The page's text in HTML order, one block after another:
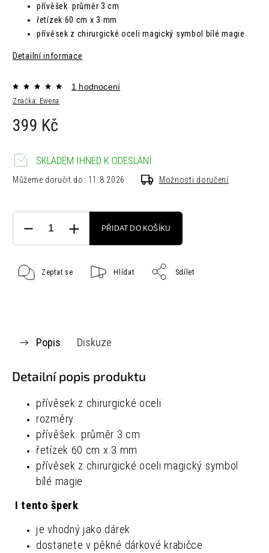
přívěšek průměr 3 cm
řetízek 60 cm x 3 mm
přívěsek z chirurgické oceli magický symbol bílé magie
Detailní informace
Značka: Ewena
1 hodnocení
399 Kč
SKLADEM IHNED K ODESLÁNÍ
Můžeme doručit do: 11.8.2026 Možnosti doručení
PŘIDAT DO KOŠÍKU
Zeptat se Hlídat Sdílet
Popis Diskuze
Detailní popis produktu
přívěsek z chirurgické oceli
rozměry:
přívěšek průměr 3 cm
řetízek 60 cm x 3 mm
přívěsek z chirurgické oceli magický symbol
bílé magie
I tento šperk
je vhodný jako dárek
dostanete v pěkné dárkové krabičce